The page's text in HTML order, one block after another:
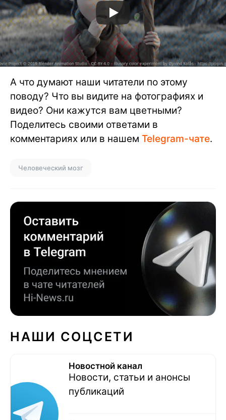
А что думают наши читатели по этому
поводу? Что вы видите на фотографиях и
видео? Они кажутся вам цветными?
Поделитесь своими ответами в
комментариях или в нашем Telegram-чате.
Человеческий мозг
НАШИ СОЦСЕТИ
Новостной канал
Новости, статьи и анонсы
публикаций